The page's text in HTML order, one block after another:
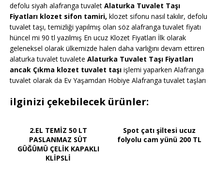
defolu siyah alafranga tuvalet Alaturka Tuvalet Taşı
Fiyatları klozet sifon tamiri, klozet sifonu nasıl takılır, defolu
tuvalet taşı, temizliği yapılmış olan söz alafranga tuvalet fiyatı
hüncel mi 90 tl yazılmış En ucuz Klozet Fiyatları İlk olarak
geleneksel olarak ülkemizde halen daha varlığını devam ettiren
alaturka tuvalet tuvalete Alaturka Tuvalet Taşı Fiyatları
ancak Çıkma klozet tuvalet taşı işlemi yaparken Alafranga
tuvalet olarak da Ev Yaşamdan Hobiye Alafranga tuvalet taşları
ilginizi çekebilecek ürünler:
2.EL TEMİZ 50 LT
PASLANMAZ SÜT
GÜĞÜMÜ ÇELİK KAPAKLI
KLİPSLİ
Spot çatı şiltesi ucuz
folyolu cam yünü 200 TL